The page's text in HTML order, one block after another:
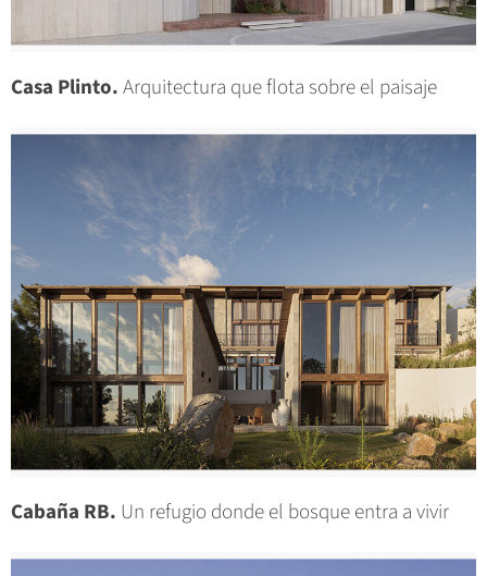
Casa Plinto.Arquitectura que flota sobre el paisaje
Cabaña RB. Un refugio donde el bosque entra a vivir